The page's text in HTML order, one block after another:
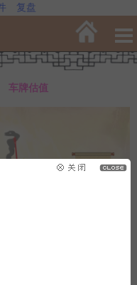
复盘
车牌估值